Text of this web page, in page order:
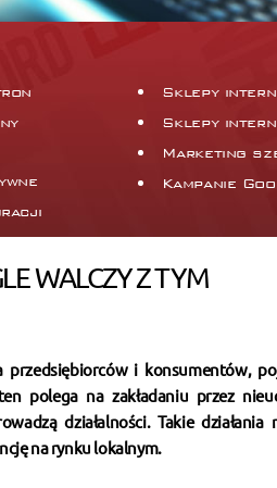
Sklepy
Sklepy
Marketing
Kampanie
WALCZY Z TYM
i konsumentów,
polega na zakładaniu przez
działalności. Takie działania
na rynku lokalnym.